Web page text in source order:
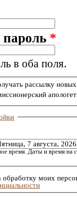
пароль *
в оба поля.
рассылку новых
время. Даты и время на
обработку моих